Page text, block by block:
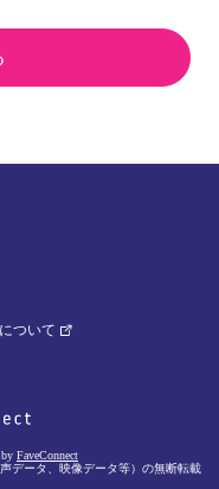
ついて
FaveConnect
データ、映像データ等）の無断転載